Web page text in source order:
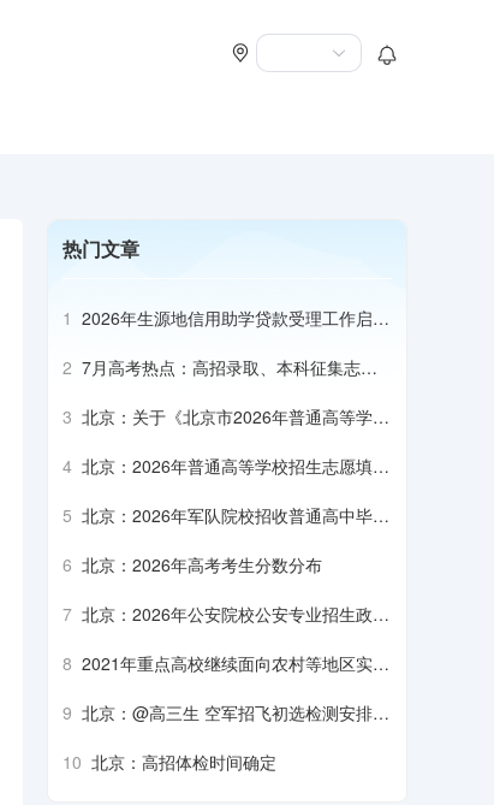
热门文章
1 2026年生源地信用助学贷款受理工作启动
2 7月高考热点：高招录取、本科征集志
3 北京：关于《北京市2026年普通高等学校
4 北京：2026年普通高等学校招生志愿填报
5 北京：2026年军队院校招收普通高中毕业
6 北京：2026年高考考生分数分布
7 北京：2026年公安院校公安专业招生政治
8 2021年重点高校继续面向农村等地区实施
9 北京：@高三生 空军招飞初选检测安排来
10 北京：高招体检时间确定